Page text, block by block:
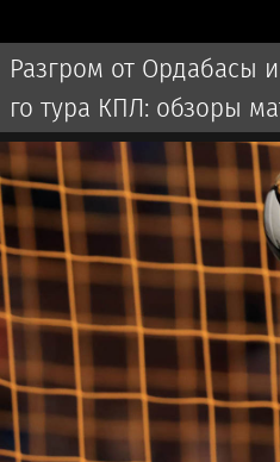
Разгром от Ордабасы
го тура КПЛ: обзоры
трансляция